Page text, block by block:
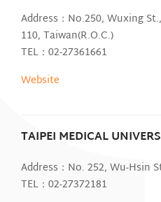
Address：No.250, Wuxing
110, Taiwan(R.O.C.)
TEL：02-27361661
Website
TAIPEI MEDICAL
Address：No. 252, Wu-Hsin
TEL：02-27372181